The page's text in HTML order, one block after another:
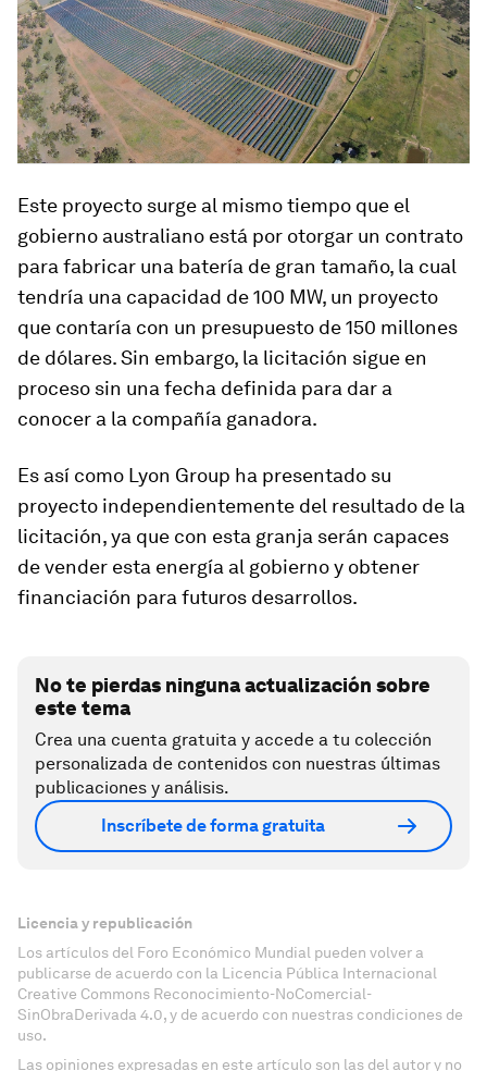
Este proyecto surge al mismo tiempo que el
gobierno australiano está por otorgar un contrato
para fabricar una batería de gran tamaño, la cual
tendría una capacidad de 100 MW, un proyecto
que contaría con un presupuesto de 150 millones
de dólares. Sin embargo, la licitación sigue en
proceso sin una fecha definida para dar a
conocer a la compañía ganadora.
Es así como Lyon Group ha presentado su
proyecto independientemente del resultado de la
licitación, ya que con esta granja serán capaces
de vender esta energía al gobierno y obtener
financiación para futuros desarrollos.
No te pierdas ninguna actualización sobre
este tema
Crea una cuenta gratuita y accede a tu colección
personalizada de contenidos con nuestras últimas
publicaciones y análisis.
Inscríbete de forma gratuita
Licencia y republicación
Los artículos del Foro Económico Mundial pueden volver a
publicarse de acuerdo con la Licencia Pública Internacional
Creative Commons Reconocimiento-NoComercial-
SinObraDerivada 4.0, y de acuerdo con nuestras condiciones de
uso.
Las opiniones expresadas en este artículo son las del autor y no